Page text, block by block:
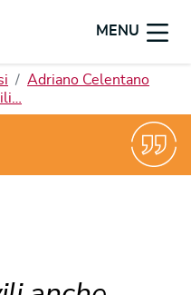
MENU
Adriano Celentano